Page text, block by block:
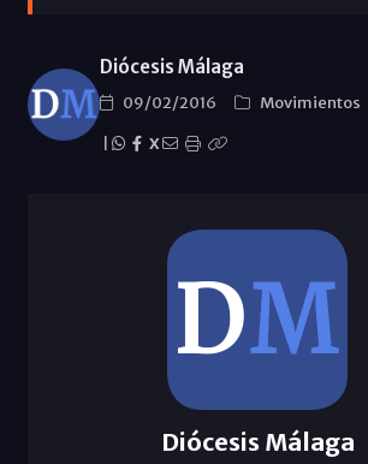
Diócesis Málaga
09/02/2016
Movimientos
X
Diócesis Málaga